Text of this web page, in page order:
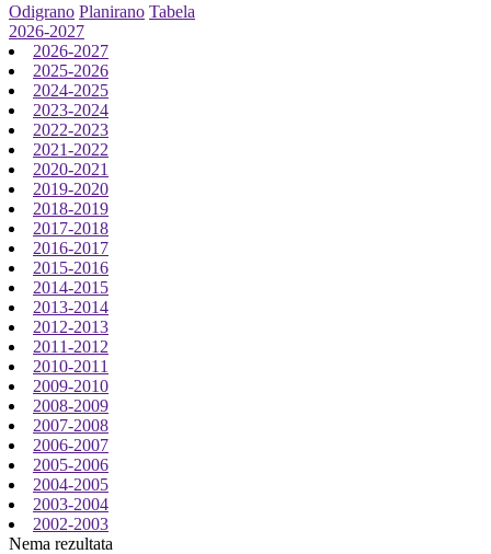
Odigrano Planirano Tabela
2026-2027
2026-2027
2025-2026
2024-2025
2023-2024
2022-2023
2021-2022
2020-2021
2019-2020
2018-2019
2017-2018
2016-2017
2015-2016
2014-2015
2013-2014
2012-2013
2011-2012
2010-2011
2009-2010
2008-2009
2007-2008
2006-2007
2005-2006
2004-2005
2003-2004
2002-2003
Nema rezultata